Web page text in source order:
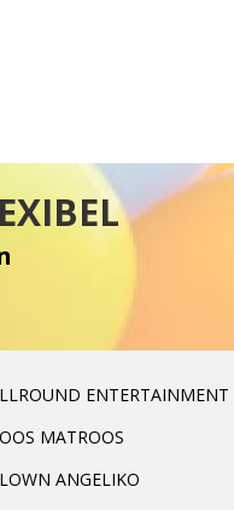
ENTERTAINMENT
MATROOS
ANGELIKO